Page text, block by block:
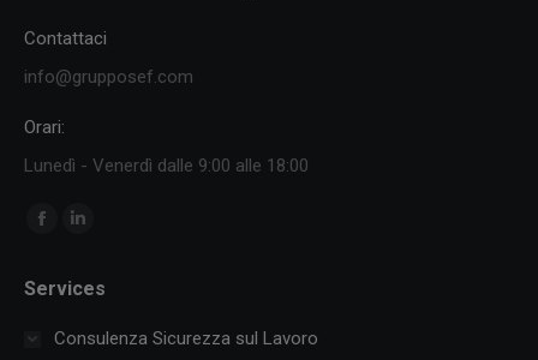
Contattaci
info@grupposef.com
Orari:
Lunedì - Venerdì dalle 9:00 alle 18:00
Ci puoi trovare su:
Facebook
opensopens
Services
Consulenza Sicurezza sul Lavoro